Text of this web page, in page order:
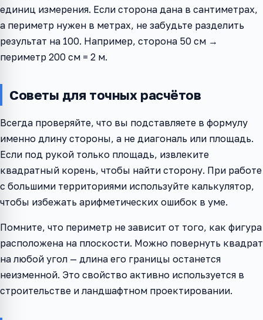
единиц измерения. Если сторона дана в сантиметрах,
а периметр нужен в метрах, не забудьте разделить
результат на 100. Например, сторона 50 см →
периметр 200 см = 2 м.
Советы для точных расчётов
Всегда проверяйте, что вы подставляете в формулу
именно длину стороны, а не диагональ или площадь.
Если под рукой только площадь, извлеките
квадратный корень, чтобы найти сторону. При работе
с большими территориями используйте калькулятор,
чтобы избежать арифметических ошибок в уме.
Помните, что периметр не зависит от того, как фигура
расположена на плоскости. Можно повернуть квадрат
на любой угол — длина его границы останется
неизменной. Это свойство активно используется в
строительстве и ландшафтном проектировании.